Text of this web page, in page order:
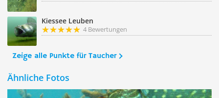
Kiessee Leuben
4 Bewertungen
Zeige alle Punkte für Taucher
Ähnliche Fotos